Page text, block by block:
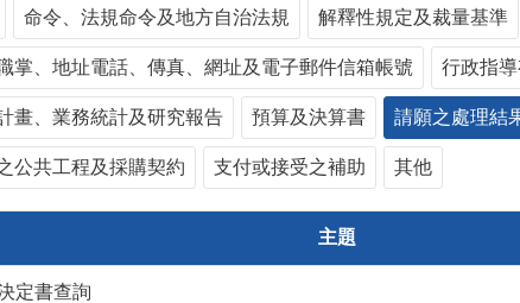
命令、法規命令及地方自治法規 解釋性規定及裁量基準
掌、地址電話、傳真、網址及電子郵件信箱帳號 行政指
畫、業務統計及研究報告 預算及決算書 請願之處理結
公共工程及採購契約 支付或接受之補助 其他
主題
定書查詢